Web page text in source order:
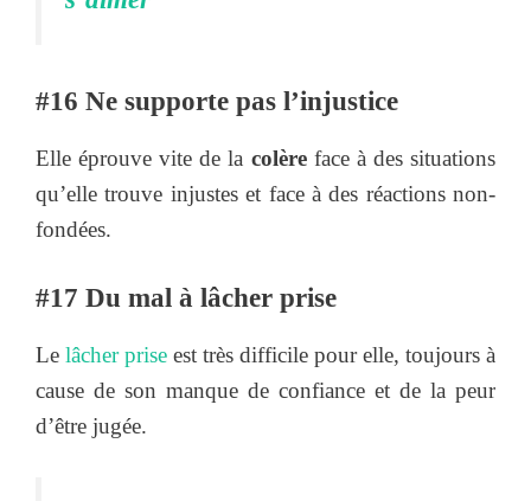
#16 Ne supporte pas l’injustice
Elle éprouve vite de la colèreface à des situations
qu’elle trouve injustes et face à des réactions non-
fondées.
#17 Du mal à lâcher prise
Le lâcher prise est très difficile pour elle, toujours à
cause de son manque de confiance et de la peur
d’être jugée.